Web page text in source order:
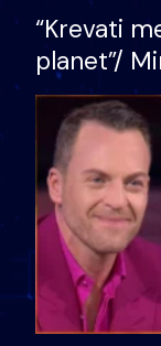
“Krevati
planet”/
bukura në
mungojë